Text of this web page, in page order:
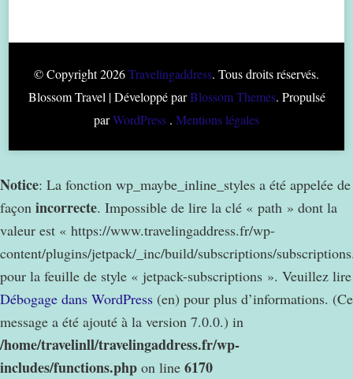
© Copyright 2026Travelingaddress. Tous droits réservés.
Blossom Travel | Développé parBlossom Themes. Propulsé
parWordPress . Mentions légales
Notice: La fonction wp_maybe_inline_styles a été appelée de
façon incorrecte. Impossible de lire la clé « path » dont la
valeur est « https://www.travelingaddress.fr/wp-
content/plugins/jetpack/_inc/build/subscriptions/
pour la feuille de style « jetpack-subscriptions ». Veuillez lire
Débogage dans WordPress (en) pour plus d’informations. (Ce
message a été ajouté à la version 7.0.0.) in
/home/travelinll/travelingaddress.fr/wp-
includes/functions.php on line 6170